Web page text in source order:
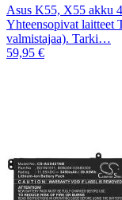
Asus K55, X55 akku
Yhteensopivat laitteet
valmistajaa). Tarki…
59,95 €